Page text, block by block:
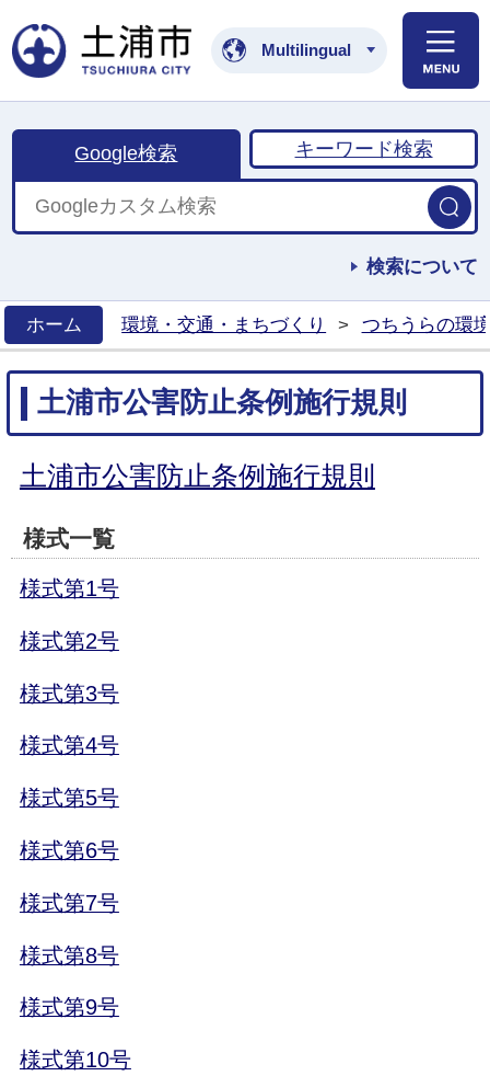
土浦市公式ホームペ
Multilingual
Google検索 キーワード検索
検索について
ホーム
環境・交通・まちづくり > つちうらの環
土浦市公害防止条例施行規則
土浦市公害防止条例施行規則
様式一覧
様式第1号
様式第2号
様式第3号
様式第4号
様式第5号
様式第6号
様式第7号
様式第8号
様式第9号
様式第10号